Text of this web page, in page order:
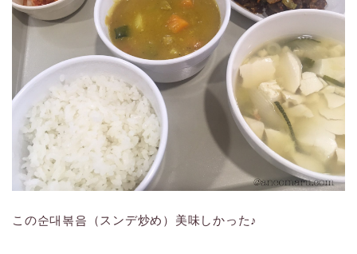
この순대볶음（スンデ炒め）美味しかった♪